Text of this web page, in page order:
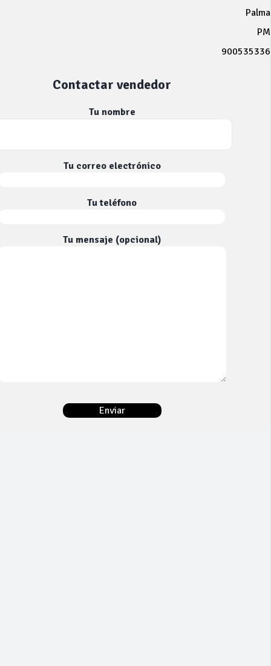
Palma
PM
900535336
Contactar vendedor
Tu nombre
Tu correo electrónico
Tu teléfono
Tu mensaje (opcional)